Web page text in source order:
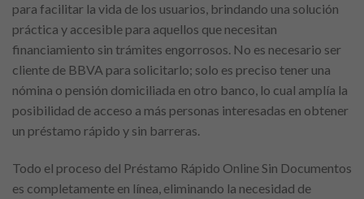
para facilitar la vida de los usuarios, brindando una solución
práctica y accesible para aquellos que necesitan
financiamiento sin trámites engorrosos. No es necesario ser
cliente de BBVA para solicitarlo; solo es preciso tener una
nómina o pensión domiciliada en otro banco, lo cual amplía la
posibilidad de acceso a más personas interesadas en obtener
un préstamo rápido y sin barreras.
Todo el proceso del Préstamo Rápido Online Sin Documentos
es completamente en línea, eliminando la necesidad de